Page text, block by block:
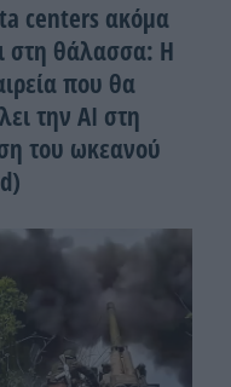
centers ακόμα
στη θάλασσα: Η
που θα
την ΑΙ στη
του ωκεανού